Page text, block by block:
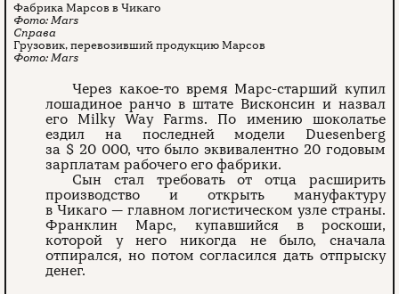
Фабрика Марсов в Чикаго
Mars
Грузовик, перевозивший продукцию Марсов
Mars
Через какое-то время Марс-старший купил
лошадиное ранчо в штате Висконсин и назвал
его Milky Way Farms. По имению шоколатье
ездил на последней модели Duesenberg
за $ 20 000, что было эквивалентно 20 годовым
зарплатам рабочего его фабрики.
Сын стал требовать от отца расширить
производство и открыть мануфактуру
в Чикаго — главном логистическом узле страны.
Франклин Марс, купавшийся в роскоши,
которой у него никогда не было, сначала
отпирался, но потом согласился дать отпрыску
денег.